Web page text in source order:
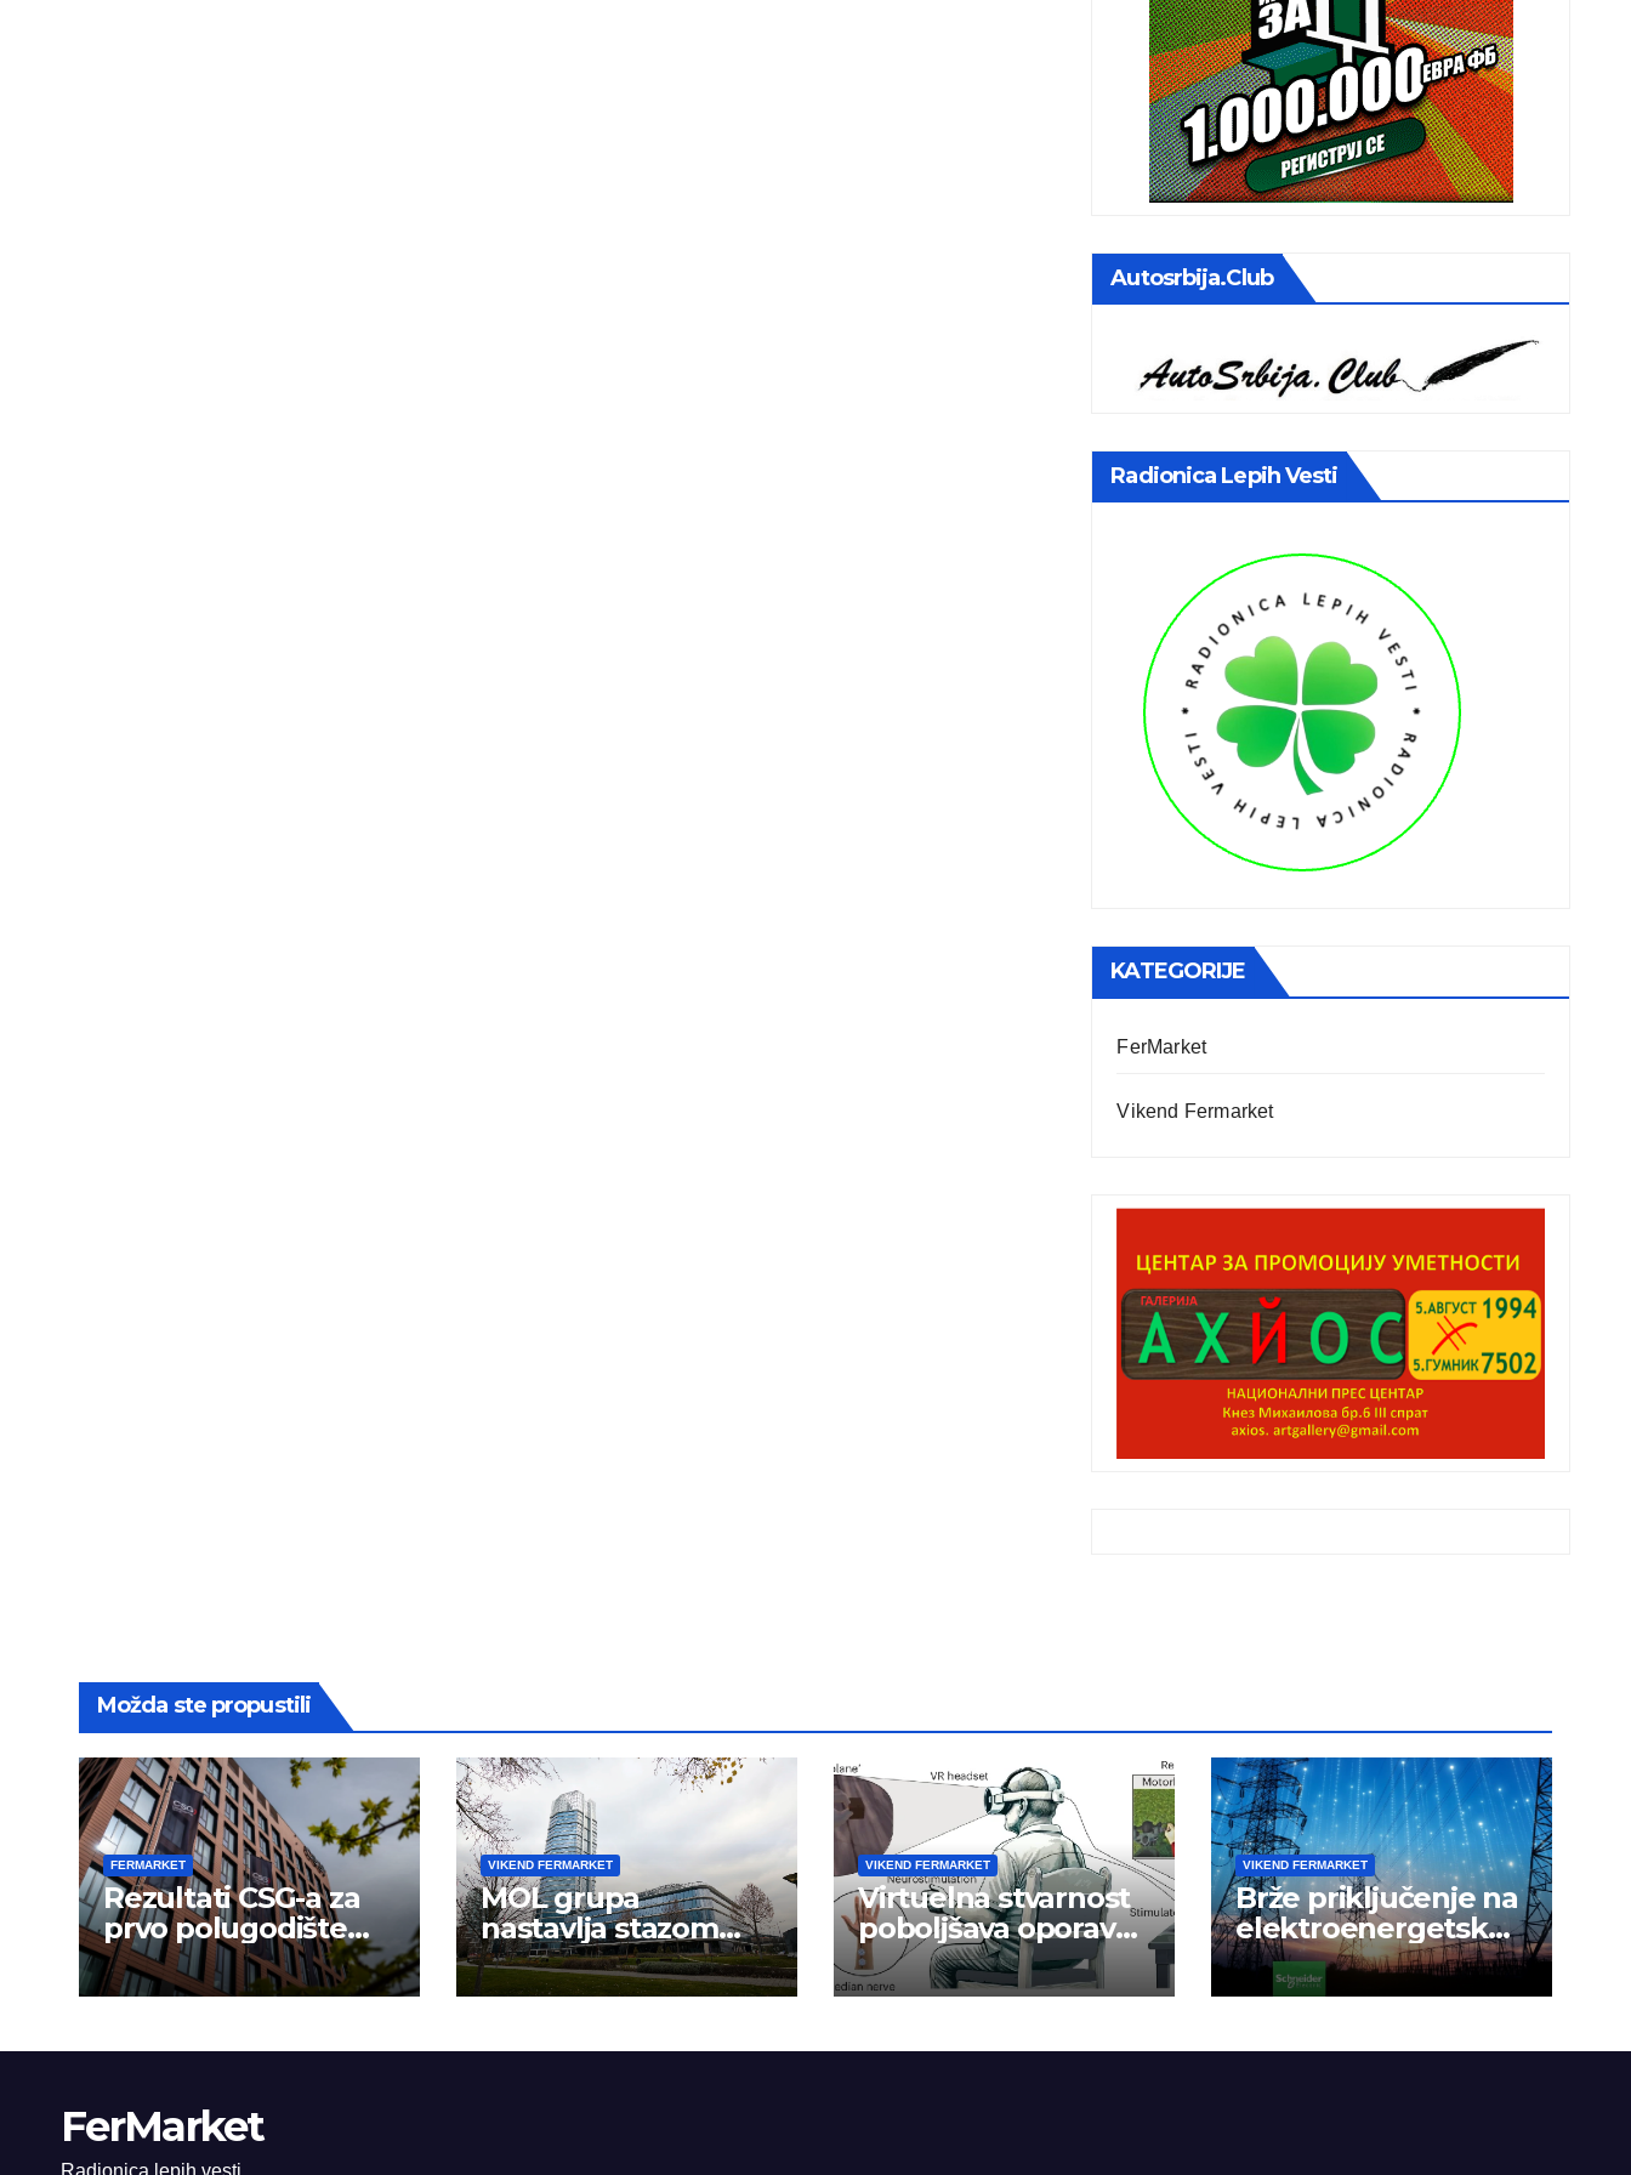
Autosrbija.club
Radionica Lepih Vesti
KATEGORIJE
FerMarket
Vikend Fermarket
Možda ste propustili
FERMARKET
Rezultati CSG-a za
prvo polugodište
2026.
VIKEND FERMARKET
MOL grupa
nastavlja stazom
uspeha
VIKEND FERMARKET
Virtuelna stvarnost
poboljšava oporavak
ruke nakon
moždanog udara
VIKEND FERMARKET
Brže priključenje na
elektroenergetsku
mrežu
FerMarket
Radionica lepih vesti